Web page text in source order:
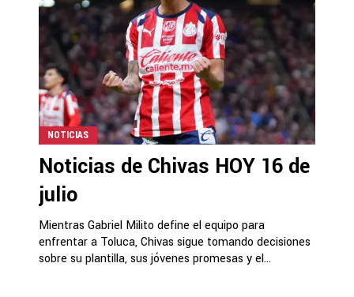
NOTICIAS
Noticias de Chivas HOY 16 de
julio
Mientras Gabriel Milito define el equipo para
enfrentar a Toluca, Chivas sigue tomando decisiones
sobre su plantilla, sus jóvenes promesas y el...